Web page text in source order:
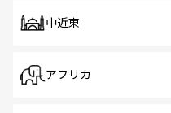
中近東
アフリカ